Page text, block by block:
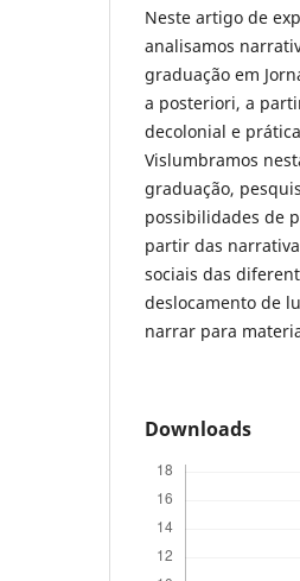
Neste artigo de
analisamos
graduação em
a posteriori, a
decolonial e
Vislumbramos
graduação,
possibilidades de
partir das
sociais das
deslocamento de
narrar para
Downloads